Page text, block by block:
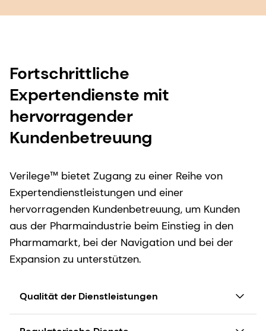
Fortschrittliche
Expertendienste mit
hervorragender
Kundenbetreuung
Verilege™ bietet Zugang zu einer Reihe von
Expertendienstleistungen und einer
hervorragenden Kundenbetreuung, um Kunden
aus der Pharmaindustrie beim Einstieg in den
Pharmamarkt, bei der Navigation und bei der
Expansion zu unterstützen.
Qualität der Dienstleistungen
Sicherstellung der Qualität von Anfang bis Ende.